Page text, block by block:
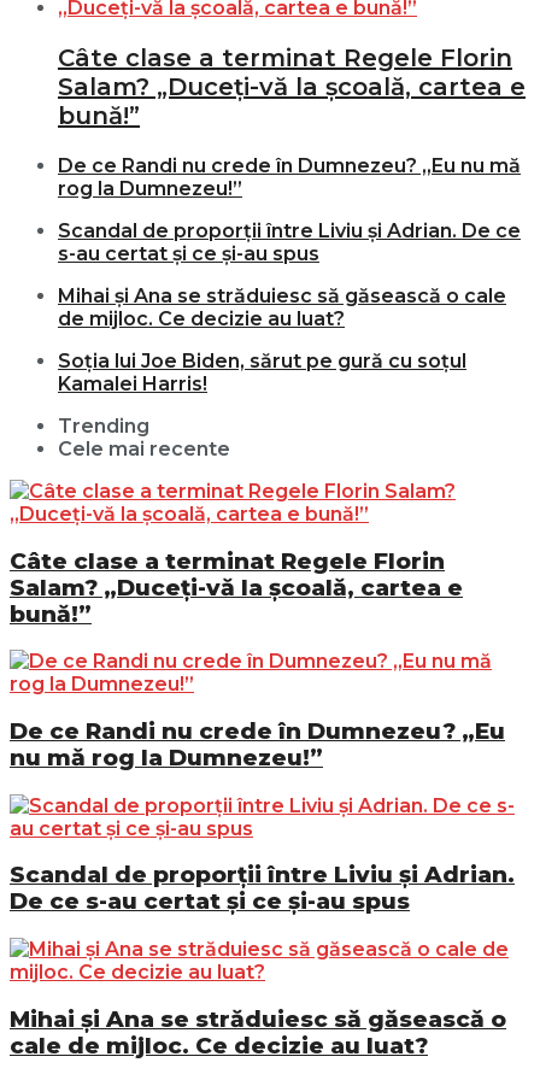
Câte clase a terminat Regele Florin
Salam? „Duceți-vă la școală, cartea e
bună!”
De ce Randi nu crede în Dumnezeu? „Eu nu mă
rog la Dumnezeu!”
Scandal de proporții între Liviu și Adrian. De ce
s-au certat și ce și-au spus
Mihai și Ana se străduiesc să găsească o cale
de mijloc. Ce decizie au luat?
Soția lui Joe Biden, sărut pe gură cu soțul
Kamalei Harris!
Trending
Cele mai recente
Câte clase a terminat Regele Florin
Salam? „Duceți-vă la școală, cartea e
bună!”
De ce Randi nu crede în Dumnezeu? „Eu
nu mă rog la Dumnezeu!”
Scandal de proporții între Liviu și Adrian.
De ce s-au certat și ce și-au spus
Mihai și Ana se străduiesc să găsească o
cale de mijloc. Ce decizie au luat?